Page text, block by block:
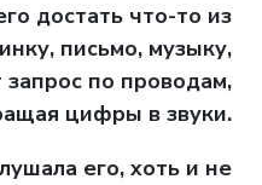
достать что-то из
письмо, музыку,
по проводам,
цифры в звуки.
его, хоть и не